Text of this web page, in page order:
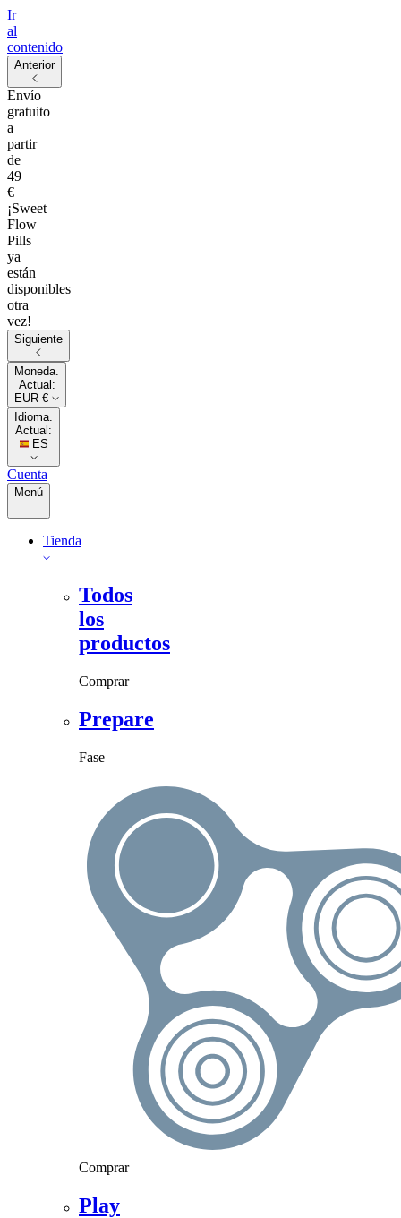
Ir
al
contenido
Anterior
Envío
gratuito
a
partir
de
49
€
¡Sweet
Flow
Pills
ya
están
disponibles
otra
vez!
Siguiente
Moneda.
Actual:
EUR €
Idioma.
Actual:
ES
Cuenta
Menú
Tienda
Todos
los
productos
Comprar
Prepare
Fase
Comprar
Play